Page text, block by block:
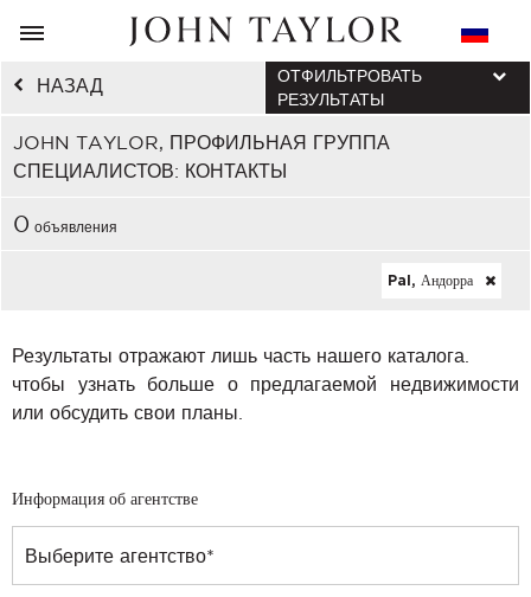
НАЗАД
JOHN TAYLOR, ПРОФИЛЬНАЯ ГРУППА
СПЕЦИАЛИСТОВ: КОНТАКТЫ
ОТФИЛЬТРОВАТЬ
РЕЗУЛЬТАТЫ
0 объявления
Pal, Андорра
Результаты отражают лишь часть нашего каталога.
чтобы узнать больше о предлагаемой недвижимости
или обсудить свои планы.
Информация об агентстве